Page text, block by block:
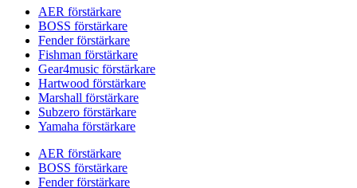
AER förstärkare
BOSS förstärkare
Fender förstärkare
Fishman förstärkare
Gear4music förstärkare
Hartwood förstärkare
Marshall förstärkare
Subzero förstärkare
Yamaha förstärkare
AER förstärkare
BOSS förstärkare
Fender förstärkare